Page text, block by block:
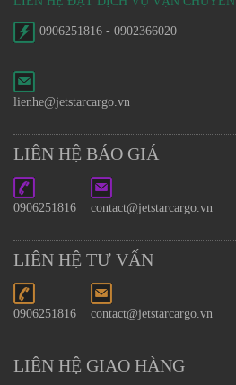
0906251816 - 0902366020
lienhe@jetstarcargo.vn
LIÊN HỆ BÁO GIÁ
0906251816 contact@jetstarcargo.vn
LIÊN HỆ TƯ VẤN
0906251816 contact@jetstarcargo.vn
LIÊN HỆ GIAO HÀNG